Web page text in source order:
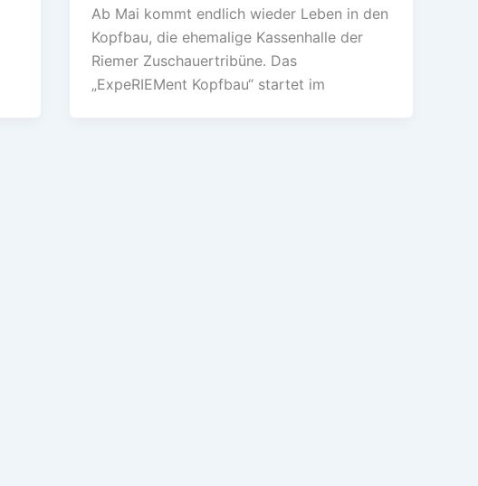
Ab Mai kommt endlich wieder Leben in den
Kopfbau, die ehemalige Kassenhalle der
Riemer Zuschauertribüne. Das
„ExpeRIEMent Kopfbau“ startet im